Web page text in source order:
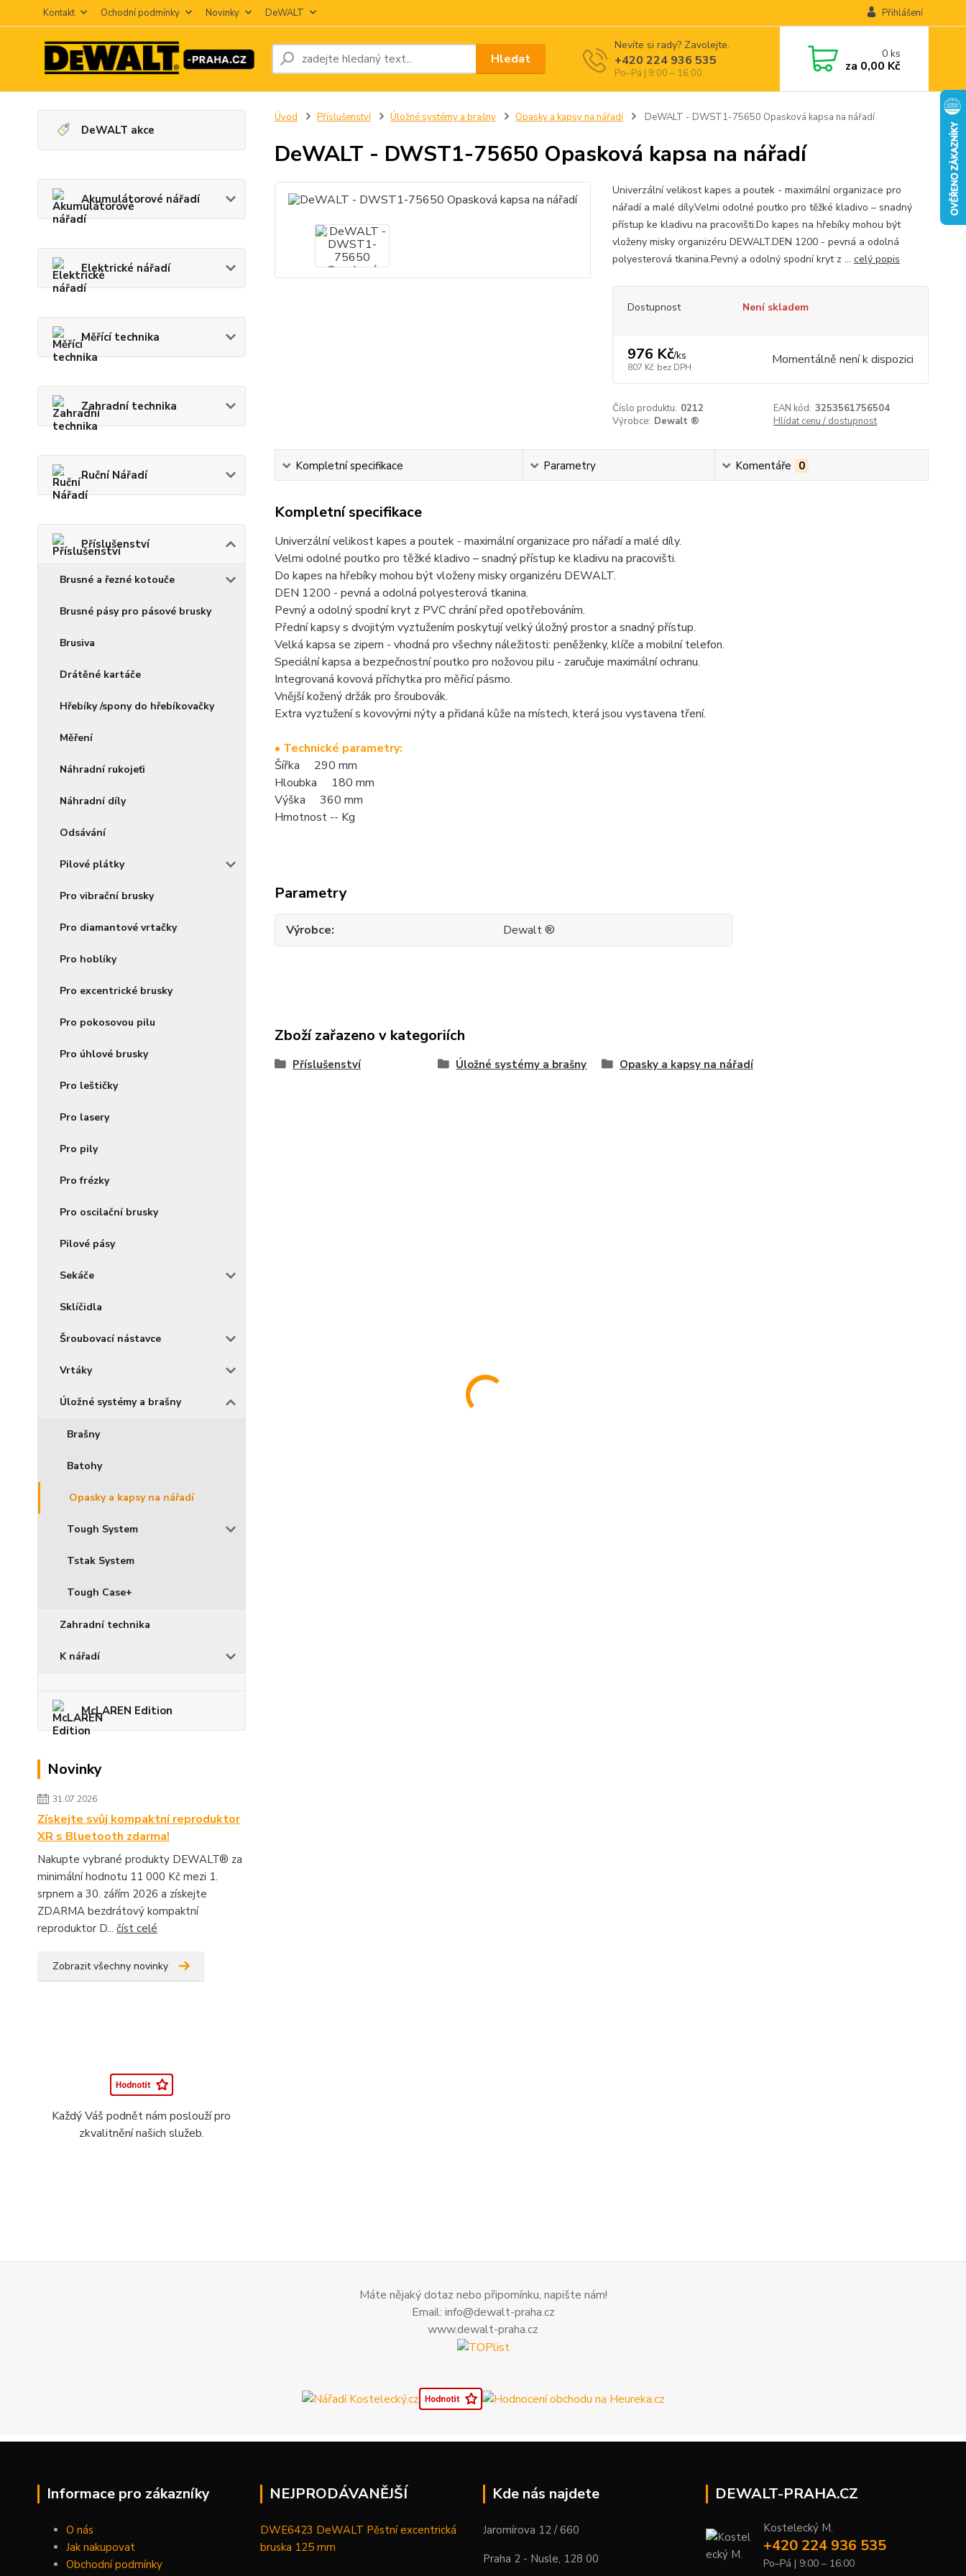
Kontakt Ochodní podmínky Novinky DeWALT Přihlášení
Hledat
Nevíte si rady? Zavolejte.
+420 224 936 535
Po–Pá | 9:00 – 16:00
0ks
za 0,00 Kč
DeWALT akce
Akumulátorové nářadí
Elektrické nářadí
Měřící technika
Zahradní technika
Ruční Nářadí
Příslušenství
Brusné a řezné kotouče
Brusné pásy pro pásové brusky
Brusiva
Drátěné kartáče
Hřebíky /spony do hřebíkovačky
Měření
Náhradní rukojeťi
Náhradní díly
Odsávání
Pilové plátky
Pro vibrační brusky
Pro diamantové vrtačky
Pro hoblíky
Pro excentrické brusky
Pro pokosovou pilu
Pro úhlové brusky
Pro leštičky
Pro lasery
Pro pily
Pro frézky
Pro oscilační brusky
Pilové pásy
Sekáče
Sklíčidla
Šroubovací nástavce
Vrtáky
Úložné systémy a brašny
Brašny
Batohy
Opasky a kapsy na nářadí
Tough System
Tstak System
Tough Case+
Zahradní technika
K nářadí
McLAREN Edition
Novinky
31.07.2026
Získejte svůj kompaktní reproduktor
XR s Bluetooth zdarma!
Nakupte vybrané produkty DEWALT® za
minimální hodnotu 11 000 Kč mezi 1.
srpnem a 30. zářím 2026 a získejte
ZDARMA bezdrátový kompaktní
reproduktor D... číst celé
Zobrazit všechny novinky
Každý Váš podnět nám poslouží pro
zkvalitnění našich služeb.
Úvod Příslušenství Úložné systémy a brašny Opasky a kapsy na nářadí DeWALT - DWST1-75650 Opasková kapsa na nářadí
DeWALT - DWST1-75650 Opasková kapsa na nářadí
Univerzální velikost kapes a poutek - maximální organizace pro
nářadí a malé díly.Velmi odolné poutko pro těžké kladivo – snadný
přístup ke kladivu na pracovišti.Do kapes na hřebíky mohou být
vloženy misky organizéru DEWALT.DEN 1200 - pevná a odolná
polyesterová tkanina.Pevný a odolný spodní kryt z ... celý popis
Dostupnost Není skladem
976 Kč/ks
807 Kč bez DPH Momentálně není k dispozici
Číslo produktu: 0212 EAN kód: 3253561756504
Výrobce: Dewalt ® Hlídat cenu / dostupnost
Kompletní specifikace Parametry Komentáře 0
Kompletní specifikace
Univerzální velikost kapes a poutek - maximální organizace pro nářadí a malé díly.
Velmi odolné poutko pro těžké kladivo – snadný přístup ke kladivu na pracovišti.
Do kapes na hřebíky mohou být vloženy misky organizéru DEWALT.
DEN 1200 - pevná a odolná polyesterová tkanina.
Pevný a odolný spodní kryt z PVC chrání před opotřebováním.
Přední kapsy s dvojitým vyztužením poskytují velký úložný prostor a snadný přístup.
Velká kapsa se zipem - vhodná pro všechny náležitosti: peněženky, klíče a mobilní telefon.
Speciální kapsa a bezpečnostní poutko pro nožovou pilu - zaručuje maximální ochranu.
Integrovaná kovová příchytka pro měřicí pásmo.
Vnější kožený držák pro šroubovák.
Extra vyztužení s kovovými nýty a přidaná kůže na místech, která jsou vystavena tření.
• Technické parametry:
Šířka 290 mm
Hloubka 180 mm
Výška 360 mm
Hmotnost -- Kg
Parametry
Výrobce Dewalt ®
Zboží zařazeno v kategoriích
Příslušenství Úložné systémy a brašny Opasky a kapsy na nářadí
Máte nějaký dotaz nebo připomínku, napište nám!
Email: info@dewalt-praha.cz
www.dewalt-praha.cz
Informace pro zákazníky
O nás
Jak nakupovat
Obchodní podmínky
NEJPRODÁVANĚJŠÍ
DWE6423 DeWALT Pěstní excentrická
bruska 125 mm
Kde nás najdete
Jaromírova 12 / 660
Praha 2 - Nusle, 128 00
DEWALT-PRAHA.CZ
Kostelecký M.
+420 224 936 535
Po–Pá | 9:00 – 16:00